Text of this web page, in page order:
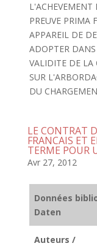
L'ACHEVEMENT
PREUVE PRIMA
APPAREIL DE
ADOPTER
VALIDITE DE
SUR
DU
LE CONTRAT
FRANCAIS ET
TERME POUR
Avr 27, 2012
Données
Daten
Auteurs /